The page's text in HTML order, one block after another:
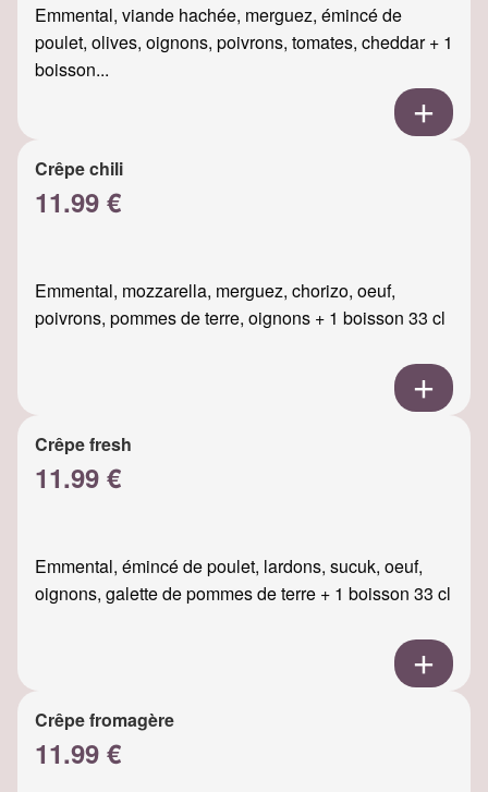
Emmental, viande hachée, merguez, émincé de
poulet, olives, oignons, poivrons, tomates, cheddar + 1
boisson...
Crêpe chili
11.99 €
Emmental, mozzarella, merguez, chorizo, oeuf,
poivrons, pommes de terre, oignons + 1 boisson 33 cl
Crêpe fresh
11.99 €
Emmental, émincé de poulet, lardons, sucuk, oeuf,
oignons, galette de pommes de terre + 1 boisson 33 cl
Crêpe fromagère
11.99 €